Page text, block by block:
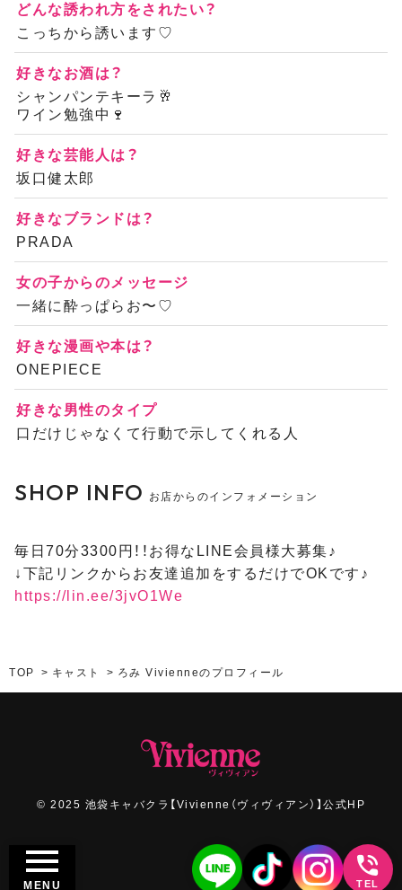
どんな誘われ方をされたい？
こっちから誘います♡
好きなお酒は？
シャンパンテキーラ🥂
ワイン勉強中🍷
好きな芸能人は？
坂口健太郎
好きなブランドは？
PRADA
女の子からのメッセージ
一緒に酔っぱらお〜♡
好きな漫画や本は？
ONEPIECE
好きな男性のタイプ
口だけじゃなくて行動で示してくれる人
SHOP INFO お店からのインフォメーション
毎日70分3300円！！お得なLINE会員様大募集♪
↓下記リンクからお友達追加をするだけでOKです♪
https://lin.ee/3jvO1We
TEL
TOP キャスト ろみ Vivienneのプロフィール
© 2025 池袋キャバクラ【Vivienne（ヴィヴィアン）】公式HP